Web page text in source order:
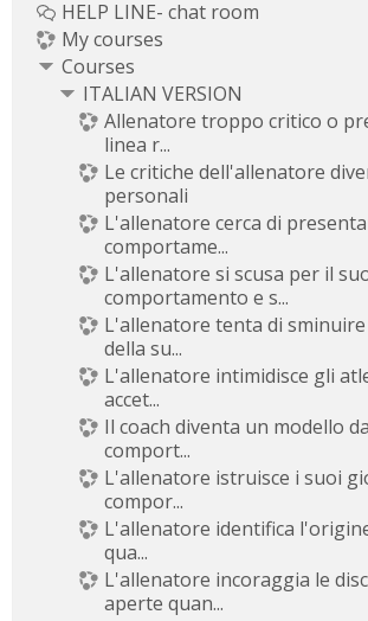
HELP LINE- chat room
My courses
Courses
ITALIAN VERSION
Allenatore troppo critico o
linea r...
Le critiche dell'allenatore
personali
L'allenatore cerca di
comportame...
L'allenatore si scusa per il
comportamento e s...
L'allenatore tenta di
della su...
L'allenatore intimidisce gli
accet...
Il coach diventa un modello
comport...
L'allenatore istruisce i suoi
compor...
L'allenatore identifica
qua...
L'allenatore incoraggia le
aperte quan...